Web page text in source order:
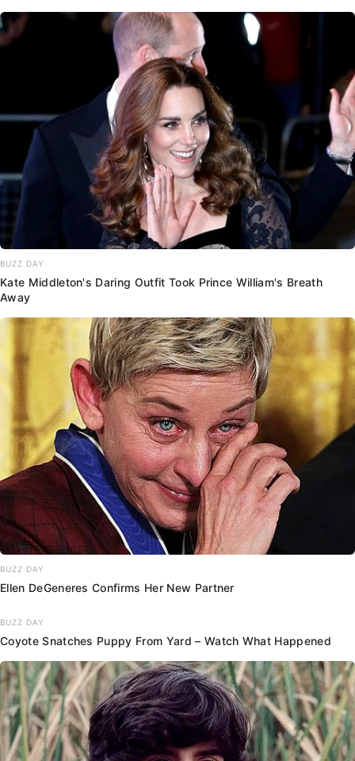
BUZZ DAY
Kate Middleton's Daring Outfit Took Prince William's Breath
Away
BUZZ DAY
Ellen DeGeneres Confirms Her New Partner
BUZZ DAY
Coyote Snatches Puppy From Yard – Watch What Happened